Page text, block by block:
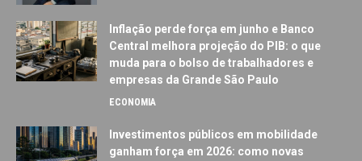
Inflação perde força em junho e Banco
Central melhora projeção do PIB: o que
muda para o bolso de trabalhadores e
empresas da Grande São Paulo
ECONOMIA
Investimentos públicos em mobilidade
ganham força em 2026: como novas